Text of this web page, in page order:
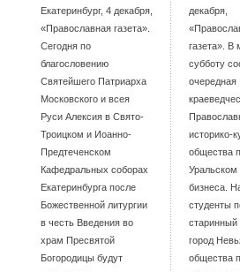
Екатеринбург, 4 декабря,
«Православная газета».
Сегодня по
благословению
Святейшего Патриарха
Московского и всея
Руси Алексия в Свято-
Троицком и Иоанно-
Предтеченском
Кафедральных соборах
Екатеринбурга после
Божественной литургии
в честь Введения во
храм Пресвятой
Богородицы будут
декабря,
газета».
субботу
очередная
историко-
общества
Уральском
бизнеса.
студенты
старинный
город
общества